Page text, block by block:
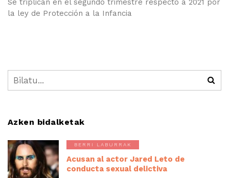
la ley de Protección a la Infancia
Azken bidalketak
BERRI LABURRAK
Acusan al actor Jared Leto de
conducta sexual delictiva